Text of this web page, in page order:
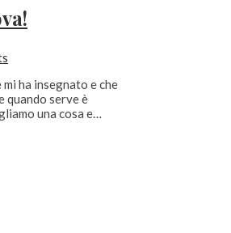
ha insegnato e che
quando serve è
una cosa e…